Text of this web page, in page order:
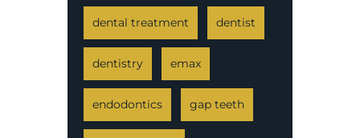
dental treatment dentist
dentistry emax
endodontics gap teeth